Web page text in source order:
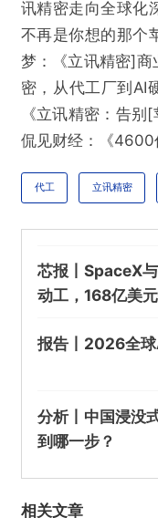
讯精密走向全球化
不再是你想的那个
梦：《立讯精密]商
密，从代工厂到AI
《立讯精密：告别
侃见财经：《4600
代工 立讯精密
芯报丨SpaceX
动工，168亿美
报告丨2026全
分析丨中国浸没
到哪一步？
相关文章